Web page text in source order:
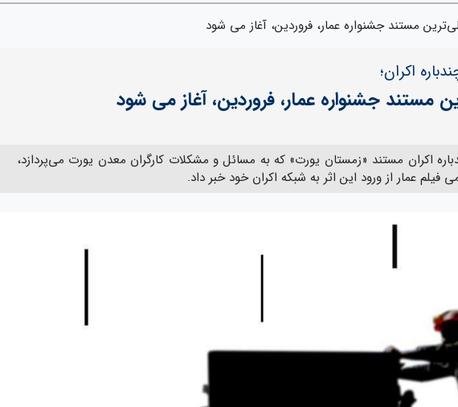
مستند جشنواره عمار، فروردین، آغاز می شود
اکران؛
مستند جشنواره عمار، فروردین، آغاز می شود
اکران مستند «زمستان یورت» که به مسائل و مشکلات کارگران معدن یورت می‌پردازد،
فیلم عمار از ورود این اثر به شبکه اکران خود خبر داد.